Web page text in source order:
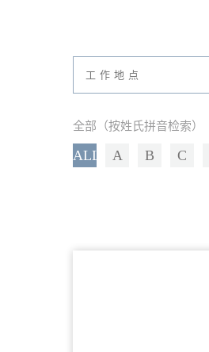
全部（按姓氏拼音检索）
ALL A B C